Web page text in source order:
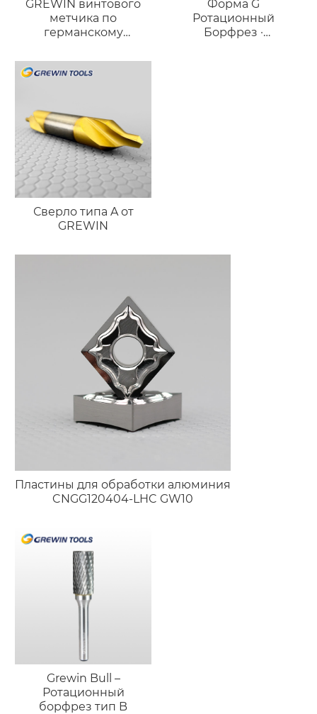
GREWIN винтового
метчика по
германскому
(порошковая
металлургия)
Форма G
Ротационный
Борфрез ·
Сверло типа A от
GREWIN
Пластины для обработки алюминия
CNGG120404-LHC GW10
Grewin Bull –
Ротационный
борфрез тип B